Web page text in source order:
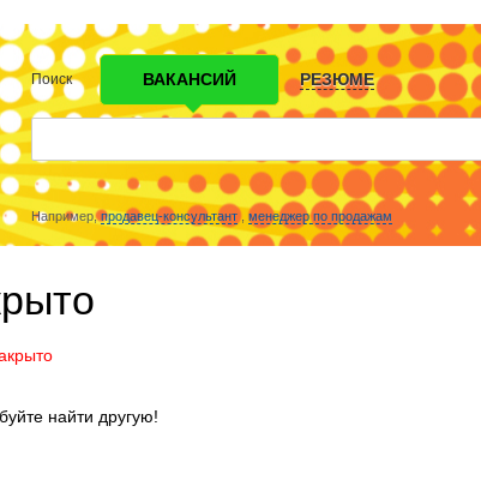
Поиск ВАКАНСИЙ РЕЗЮМЕ
Например,продавец-консультант, менеджер по продажам
найти другую!